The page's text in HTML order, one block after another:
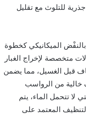
للتلوث مع تقليل
الميكانيكي كخطوة
متخصصة لإخراج الغبار
قبل الغسيل، مما يضمن
خالية من الرواسب
لا تتحمل الماء، يتم
المعتمد على